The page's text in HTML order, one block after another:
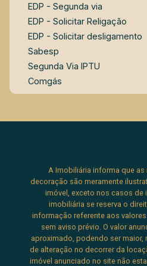
EDP - Segunda via
EDP - Solicitar Religação
EDP - Solicitar desligamento
Sabesp
Segunda Via IPTU
Comgás
A Imobiliária informa que
decoração são meramente
imóvel, exceto nos casos de
imobiliária se reserva o
informação referente aos
sem aviso prévio. O valor
aproximado, podendo ser maior,
de alteração no decorrer da
imóvel anunciado no site não